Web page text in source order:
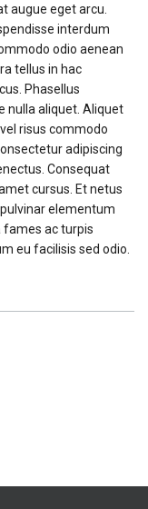
augue eget arcu.
interdum
odio aenean
tellus in hac
Phasellus
nulla aliquet. Aliquet
risus commodo
adipiscing
Consequat
cursus. Et netus
elementum
fames ac turpis
eu facilisis sed odio.